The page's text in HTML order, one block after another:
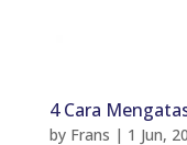
4 Cara
by Frans | 1 Jun,